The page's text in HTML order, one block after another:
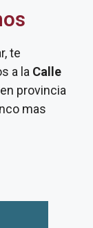
te
a la Calle
en provincia
mas